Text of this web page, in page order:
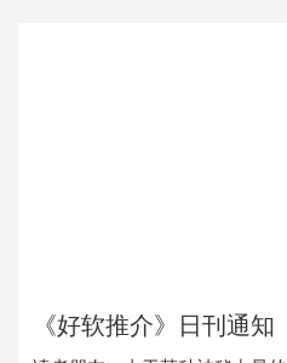
《好软推介》日刊通知